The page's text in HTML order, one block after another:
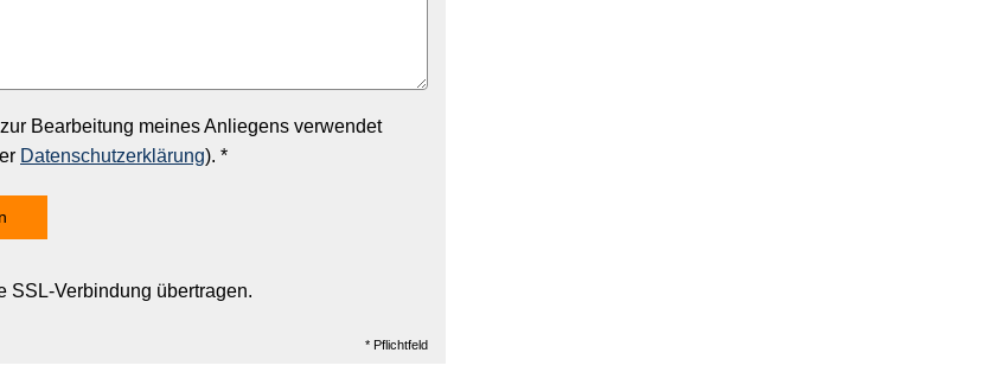
Bearbeitung meines Anliegens verwendet
Datenschutzerklärung). *
SSL-Verbindung übertragen.
* Pflichtfeld